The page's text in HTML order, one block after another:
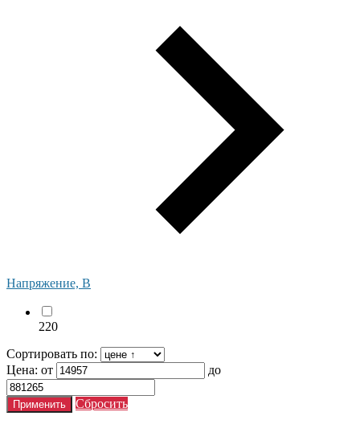
Напряжение, В
220
Сортировать по:
Цена: от до
Сбросить